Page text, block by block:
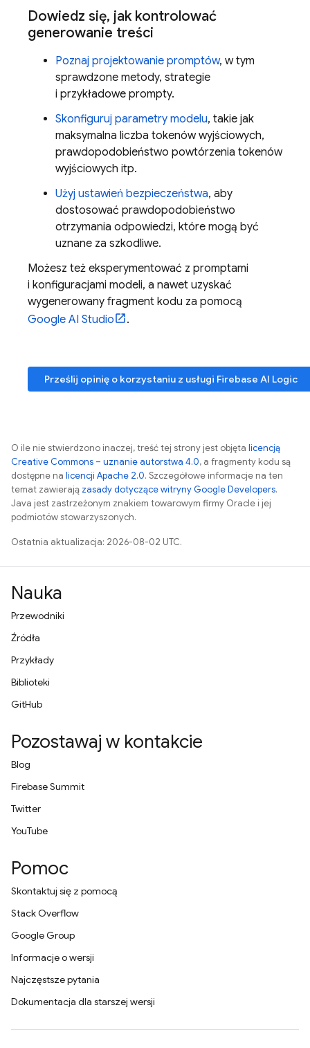
Dowiedz się, jak kontrolować
generowanie treści
Poznaj projektowanie promptów, w tym
sprawdzone metody, strategie
i przykładowe prompty.
Skonfiguruj parametry modelu, takie jak
maksymalna liczba tokenów wyjściowych,
prawdopodobieństwo powtórzenia tokenów
wyjściowych itp.
Użyj ustawień bezpieczeństwa, aby
dostosować prawdopodobieństwo
otrzymania odpowiedzi, które mogą być
uznane za szkodliwe.
Możesz też eksperymentować z promptami
i konfiguracjami modeli, a nawet uzyskać
wygenerowany fragment kodu za pomocą
Google AI Studio
.
Prześlij opinię o korzystaniu z usługi Firebase AI Logic
O ile nie stwierdzono inaczej, treść tej strony jest objęta licencją
Creative Commons – uznanie autorstwa 4.0, a fragmenty kodu są
dostępne na licencji Apache 2.0. Szczegółowe informacje na ten
temat zawierają zasady dotyczące witryny Google Developers.
Java jest zastrzeżonym znakiem towarowym firmy Oracle i jej
podmiotów stowarzyszonych.
Ostatnia aktualizacja: 2026-08-02 UTC.
Nauka
Przewodniki
Źródła
Przykłady
Biblioteki
GitHub
Pozostawaj w kontakcie
Blog
Firebase Summit
Twitter
YouTube
Pomoc
Skontaktuj się z pomocą
Stack Overflow
Google Group
Informacje o wersji
Najczęstsze pytania
Dokumentacja dla starszej wersji